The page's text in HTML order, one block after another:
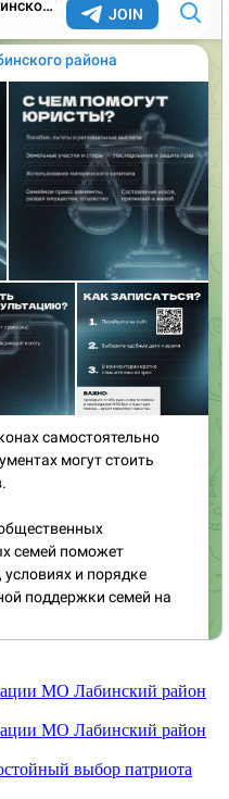
МО Лабинский район
МО Лабинский район
выбор патриота